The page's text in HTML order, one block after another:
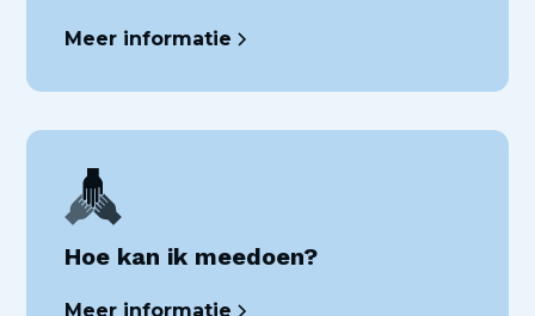
Meer informatie
Hoe kan ik meedoen?
Meer informatie